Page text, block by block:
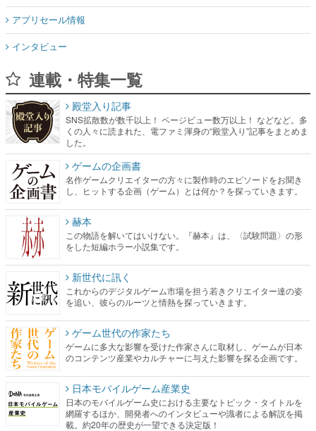
アプリセール情報
インタビュー
連載・特集一覧
殿堂入り記事
SNS拡散数が数千以上！ ページビュー数万以上！ などなど。多
くの人々に読まれた、電ファミ渾身の“殿堂入り”記事をまとめま
した。
ゲームの企画書
名作ゲームクリエイターの方々に製作時のエピソードをお聞き
し、ヒットする企画（ゲーム）とは何か？を探っていきます。
赫本
この物語を解いてはいけない。『赫本』は、〈試験問題〉の形
をした短編ホラー小説集です。
新世代に訊く
これからのデジタルゲーム市場を担う若きクリエイター達の姿
を追い、彼らのルーツと情熱を探っていきます。
ゲーム世代の作家たち
ゲームに多大な影響を受けた作家さんに取材し、ゲームが日本
のコンテンツ産業やカルチャーに与えた影響を探る企画です。
日本モバイルゲーム産業史
日本のモバイルゲーム史における主要なトピック・タイトルを
網羅するほか、開発者へのインタビューや識者による解説を掲
載。約20年の歴史が一望できる決定版！